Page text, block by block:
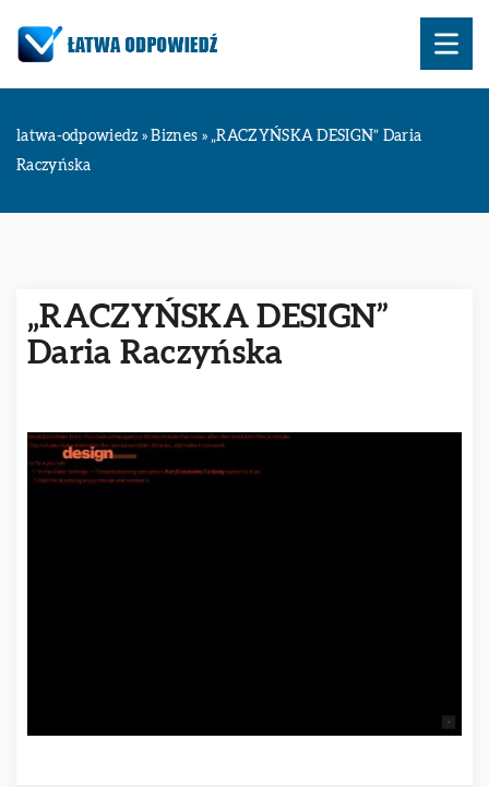
latwa-odpowiedz »Biznes » „RACZYŃSKA DESIGN” Daria
Raczyńska
„RACZYŃSKA DESIGN”
Daria Raczyńska